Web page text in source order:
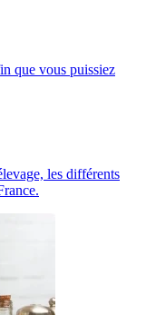
que vous puissiez
les différents